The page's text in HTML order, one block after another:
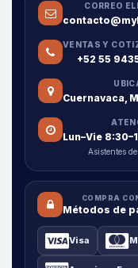
CORREO
VENTAS Y
+52 55
Cuernavaca,
Lun–Vie
Asistentes
COMPRA
Métodos de
Visa